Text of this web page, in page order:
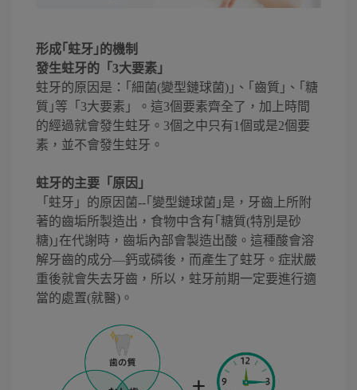
形成｢蛀牙｣的機制
發生蛀牙的「3大要素」
蛀牙的原因是：｢細菌(變型鏈球菌)｣、｢齒質｣、｢糖
質｣等「3大要素」。這3個要素齊全了，加上時間
的經過就會發生蛀牙。3個之中只有1個或是2個要
素，並不會發生蛀牙。
蛀牙的主要「原因」
「蛀牙」的原因菌--｢變型鏈球菌｣是，牙齒上所附
著的齒垢所製造出，食物中含有｢糖質(特別是砂
糖)｣在代謝時，齒垢內部會製造出酸。這種酸會溶
解牙齒的成分—鈣或磷後，而產生了蛀牙。症狀嚴
重後就會失去牙齒，所以，蛀牙前期一定要進行適
當的處置(就醫)。